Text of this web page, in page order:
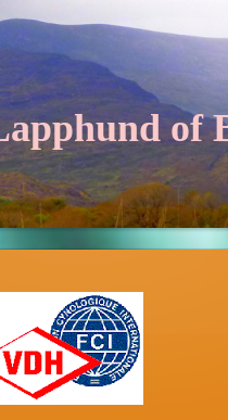
of